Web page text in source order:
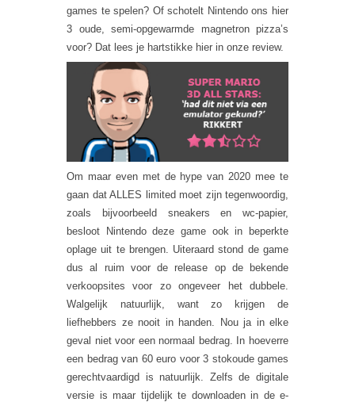
games te spelen? Of schotelt Nintendo ons hier
3 oude, semi-opgewarmde magnetron pizza’s
voor? Dat lees je hartstikke hier in onze review.
Om maar even met de hype van 2020 mee te
gaan dat ALLES limited moet zijn tegenwoordig,
zoals bijvoorbeeld sneakers en wc-papier,
besloot Nintendo deze game ook in beperkte
oplage uit te brengen. Uiteraard stond de game
dus al ruim voor de release op de bekende
verkoopsites voor zo ongeveer het dubbele.
Walgelijk natuurlijk, want zo krijgen de
liefhebbers ze nooit in handen. Nou ja in elke
geval niet voor een normaal bedrag. In hoeverre
een bedrag van 60 euro voor 3 stokoude games
gerechtvaardigd is natuurlijk. Zelfs de digitale
versie is maar tijdelijk te downloaden in de e-